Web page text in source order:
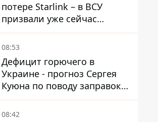
потере Starlink – в ВСУ
призвали уже сейчас
создавать РЭБ против
новой угрозы
08:53
Дефицит горючего в
Украине - прогноз Сергея
Куюна по поводу заправок и
очередей
08:42